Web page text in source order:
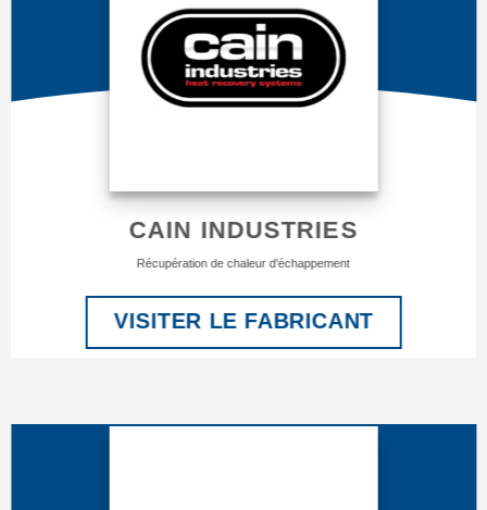
CAIN INDUSTRIES
Récupération de chaleur d'échappement
VISITER LE FABRICANT